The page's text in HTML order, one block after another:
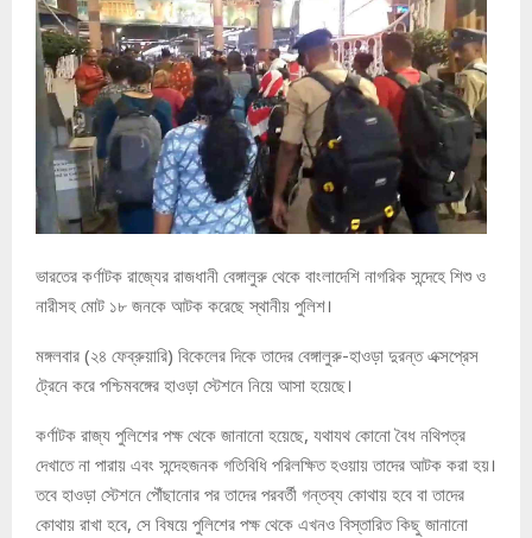
ভারতের কর্ণাটক রাজ্যের রাজধানী বেঙ্গালুরু থেকে বাংলাদেশি নাগরিক সন্দেহে শিশু ও
নারীসহ মোট ১৮ জনকে আটক করেছে স্থানীয় পুলিশ।
মঙ্গলবার (২৪ ফেব্রুয়ারি) বিকেলের দিকে তাদের বেঙ্গালুরু-হাওড়া দুরন্ত এক্সপ্রেস
ট্রেনে করে পশ্চিমবঙ্গের হাওড়া স্টেশনে নিয়ে আসা হয়েছে।
কর্ণাটক রাজ্য পুলিশের পক্ষ থেকে জানানো হয়েছে, যথাযথ কোনো বৈধ নথিপত্র
দেখাতে না পারায় এবং সন্দেহজনক গতিবিধি পরিলক্ষিত হওয়ায় তাদের আটক করা হয়।
তবে হাওড়া স্টেশনে পৌঁছানোর পর তাদের পরবর্তী গন্তব্য কোথায় হবে বা তাদের
কোথায় রাখা হবে, সে বিষয়ে পুলিশের পক্ষ থেকে এখনও বিস্তারিত কিছু জানানো